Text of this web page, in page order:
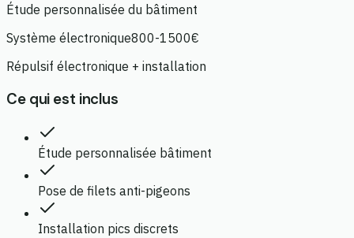
Étude personnalisée du bâtiment
Système électronique800-1500€
Répulsif électronique + installation
Ce qui est inclus
Étude personnalisée bâtiment
Pose de filets anti-pigeons
Installation pics discrets